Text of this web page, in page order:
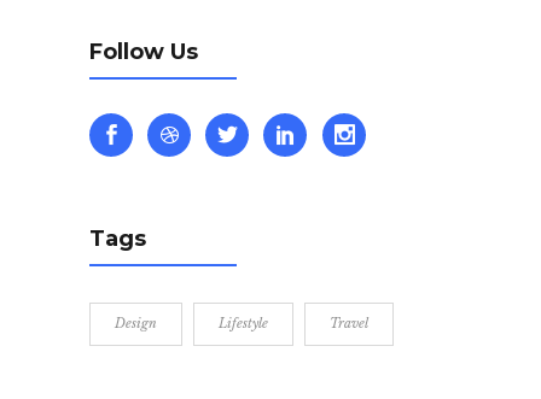
Follow Us
Tags
Design Lifestyle Travel